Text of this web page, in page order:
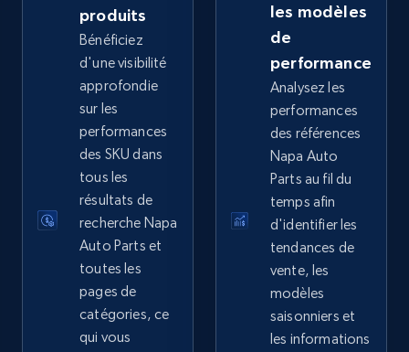
Google Shopping
URL, Product id, Title, Product description,
Rating, Reviews count, Images, Variations, and
more.
Google Shopping - collects products from
produits
Bénéficiez
d'une visibilité
approfondie
sur les
performances
des SKU dans
tous les
résultats de
recherche Napa
Auto Parts et
toutes les
pages de
catégories, ce
qui vous
les modèles
de
performance
Analysez les
performances
des références
Napa Auto
Parts au fil du
temps afin
d'identifier les
tendances de
vente, les
modèles
saisonniers et
les informations